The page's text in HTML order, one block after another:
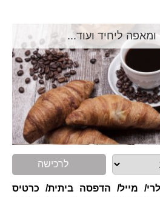
ליחיד ועוד...
לרכישה
מייל/ הדפסה ביתית/ כרטיס